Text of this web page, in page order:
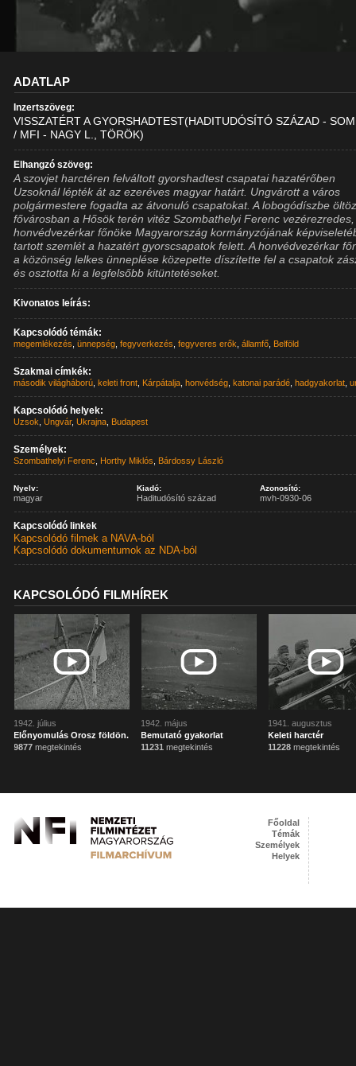
ADATLAP
Inzertszöveg:
VISSZATÉRT A GYORSHADTEST(HADITUDÓSÍTÓ SZÁZAD -
/ MFI - NAGY L., TÖRÖK)
Elhangzó szöveg:
A szovjet harctéren felváltott gyorshadtest csapatai hazatérőben
Uzsoknál lépték át az ezeréves magyar határt. Ungvárott a város
polgármestere fogadta az átvonuló csapatokat. A lobogódíszbe
fővárosban a Hősök terén vitéz Szombathelyi Ferenc
honvédvezérkar főnöke Magyarország kormányzójának
tartott szemlét a hazatért gyorscsapatok felett. A honvédvezérkar
a közönség lelkes ünneplése közepette díszítette fel a csapatok
és osztotta ki a legfelsőbb kitüntetéseket.
Kivonatos leírás:
Kapcsolódó témák:
megemlékezés ,ünnepség ,fegyverkezés ,fegyveres erők ,államfő Belföld
Szakmai címkék:
második világháború ,keleti front Kárpátalja ,honvédség ,katonai parádé ,hadgyakorlat ,
Kapcsolódó helyek:
Uzsok ,Ungvár,Ukrajna Budapest
Személyek:
Szombathelyi Ferenc
Horthy Miklós Bárdossy László
Nyelv:
magyar
Kiadó:
Haditudósító század
Azonosító:
mvh-0930-06
Kapcsolódó linkek
Kapcsolódó filmek a NAVA-ból
Kapcsolódó dokumentumok az NDA-ból
KAPCSOLÓDÓ FILMHÍREK
1942. július
Előnyomulás Orosz földön.
9877 megtekintés
1942. május
Bemutató gyakorlat
11231 megtekintés
1941. augusztus
Keleti harctér
11228 megtekintés
Főoldal
Témák
Személyek
Helyek